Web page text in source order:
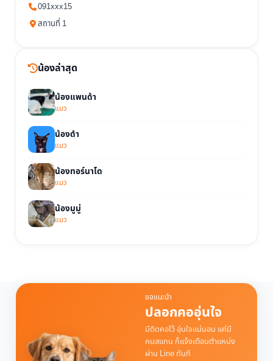
091xxx15
สถานที่ 1
น้องล่าสุด
น้องแพนด้า
แมว
น้องดำ
แมว
น้องทอร์นาโด
แมว
น้องมูมู่
แมว
ขอแนะนำ
ปลอกคออุ่นใจ
มีติดคอไว้ อุ่นใจแน่นอน แค่มี
คนสแกน ก็แจ้งเตือนตำแหน่ง
ผ่าน Line ทันที